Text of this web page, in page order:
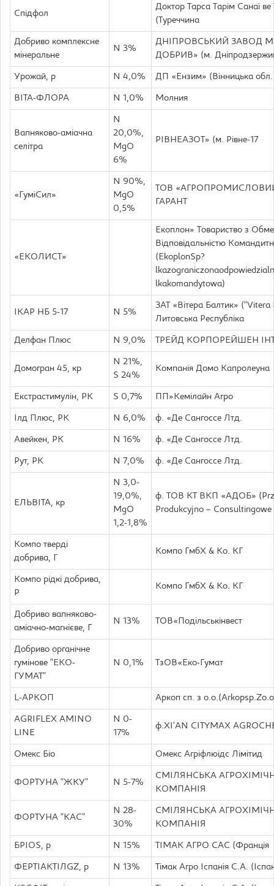
Спідфол
Доктор Тарса Тарім Санаї ве
(Туреччина
Добриво комплексне
мінеральне
N 3%
ДНІПРОВСЬКИЙ ЗАВОД
ДОБРИВ» (м.
Урожай, р N 4,0% ДП «Ензим» (Вінницька обл.
ВІТА-ФЛОРА N 1,0% Молния
Вапняково-аміачна
селітра
N
20,0%,
MgO
6%
РІВНЕАЗОТ» (м. Рівне-17
«ГуміСил»
N 90%,
MgO
0,5%
TOB
ГАРАНТ
«ЕКОЛИСТ»
Екоплон» Товариство з
Відповідальністю
(EkoplonSp?
lkakomandytowa)
ІКАР НБ 5-17 N 5%
ЗАТ «Вітера Балтик» (“Vitera
Литовська Республіка
Делфан Плюс N 9,0% ТРЕЙД КОРПОРЕЙШЕН
Домогран 45, кр
N 21%,
S 24%
Компанія Домо Капролеуна
Екстрастимулін, РК S 0,7% ПП»Кемілайн Агро
Ілд Плюс, РК N 6,0% ф. «Де Сангоссе Лтд.
Авейкен, РК N 16% ф. «Де Сангоссе Лтд.
Рут, РК N 7,0% ф. «Де Сангоссе Лтд.
ЕЛЬВІТА, кр
N 3,0-
19,0%,
MgO
1,2-1,8%
ф. ТОВ КТ ВКП «АДОБ»
Produkcyjno –
Компо тверді
добрива, Г
Компо ГмбХ & Ко. КГ
Компо рідкі добрива,
Р
Компо ГмбХ & Ко. КГ
Добриво вапняково-
аміачно-магнієве, Г
N 13% TOB«Подільськінвест
Добриво органічне
гумінове “ЕКО-
ГУМАТ”
N 0,1% ТзОВ«Еко-Гумат
L-АРКОП Аркоп сп. з
AGRIFLEX AMINO
LINE
N 0-
17%
ф.XI’AN CITYMAX
Омекс Біо Омекс Агріфлюідс Лімітид
ФОРТУНА “ЖКУ” N 5-7%
СМІЛЯНСЬКА
КОМПАНІЯ
ФОРТУНА “КАС”
N 28-
30%
СМІЛЯНСЬКА
КОМПАНІЯ
БРІОS, р N 15% ТІМАК АГРО САС (Франція
ФЕРТІАКТІЛGZ, р N 13% Тімак Агро Іспанія С.А.